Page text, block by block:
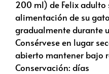
200 ml) de Felix adulto
alimentación de su
gradualmente durante
Consérvese en lugar
abierto mantener bajo
Conservación: días